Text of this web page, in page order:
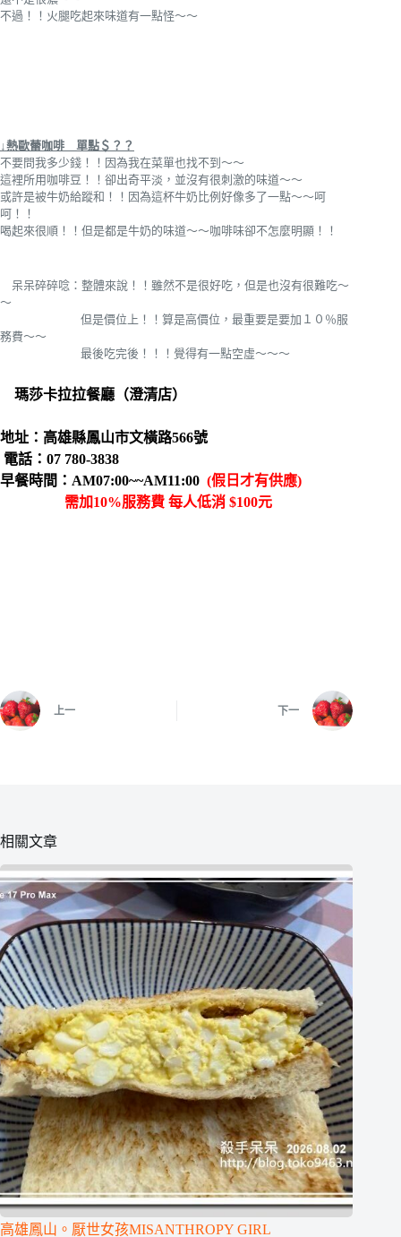
不過！！火腿吃起來味道有一點怪～～
↓熱歐蕾咖啡 單點＄？？
不要問我多少錢！！因為我在菜單也找不到～～
這裡所用咖啡豆！！卻出奇平淡，並沒有很刺激的味道～～
或許是被牛奶給蹤和！！因為這杯牛奶比例好像多了一點～～呵
呵！！
喝起來很順！！但是都是牛奶的味道～～咖啡味卻不怎麼明顯！！
呆呆碎碎唸：整體來說！！雖然不是很好吃，但是也沒有很難吃～
～
但是價位上！！算是高價位，最重要是要加１０％服
務費～～
最後吃完後！！！覺得有一點空虛～～～
瑪莎卡拉拉餐廳（澄清店）
地址：高雄縣鳳山市文橫路566號
電話：07 780-3838
早餐時間：AM07:00~~AM11:00 (假日才有供應)
需加10%服務費 每人低消 $100元
上一 下一
相關文章
高雄鳳山。厭世女孩MISANTHROPY GIRL